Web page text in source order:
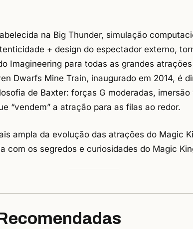
na Big Thunder, simulação
+ design do espectador externo,
Imagineering para todas as grandes
Dwarfs Mine Train, inaugurado em 2014, é
de Baxter: forças G moderadas,
“vendem” a atração para as filas ao redor.
ampla da evolução das atrações do Magic
com os segredos e curiosidades do Magic